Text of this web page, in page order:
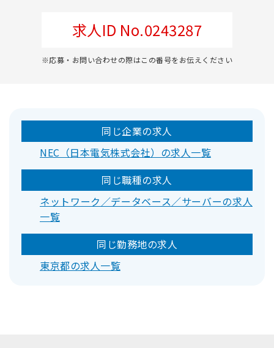
求人ID No.0243287
※応募・お問い合わせの際はこの番号をお伝えください
同じ企業の求人
NEC（日本電気株式会社）の求人一覧
同じ職種の求人
ネットワーク／データベース／サーバーの求人
一覧
同じ勤務地の求人
東京都の求人一覧